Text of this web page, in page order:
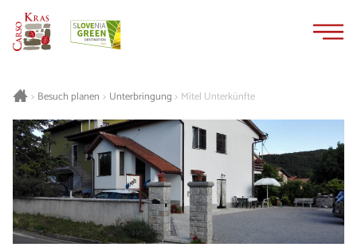
> Besuch planen > Unterbringung > Mitel Unterkünfte